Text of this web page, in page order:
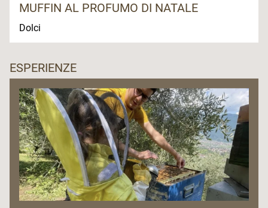
MUFFIN AL PROFUMO DI NATALE
Dolci
ESPERIENZE